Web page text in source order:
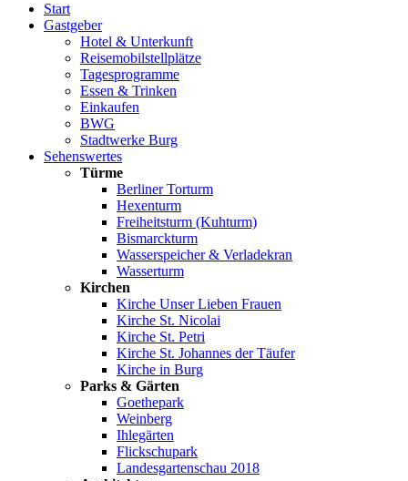
Start
Gastgeber
Hotel & Unterkunft
Reisemobilstellplätze
Tagesprogramme
Essen & Trinken
Einkaufen
BWG
Stadtwerke Burg
Sehenswertes
Türme
Berliner Torturm
Hexenturm
Freiheitsturm (Kuhturm)
Bismarckturm
Wasserspeicher & Verladekran
Wasserturm
Kirchen
Kirche Unser Lieben Frauen
Kirche St. Nicolai
Kirche St. Petri
Kirche St. Johannes der Täufer
Kirche in Burg
Parks & Gärten
Goethepark
Weinberg
Ihlegärten
Flickschupark
Landesgartenschau 2018